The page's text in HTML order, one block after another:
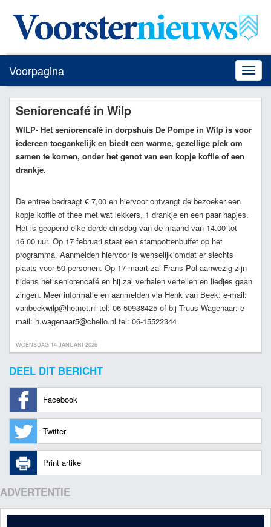
Toggle
Voorpagina
Seniorencafé in Wilp
WILP- Het seniorencafé in dorpshuis De Pompe in Wilp is voor
iedereen toegankelijk en biedt een warme, gezellige plek om
samen te komen, onder het genot van een kopje koffie of een
drankje.
De entree bedraagt € 7,00 en hiervoor ontvangt de bezoeker een
kopje koffie of thee met wat lekkers, 1 drankje en een paar hapjes.
Het is geopend elke derde dinsdag van de maand van 14.00 tot
16.00 uur. Op 17 februari staat een stampottenbuffet op het
programma. Aanmelden hiervoor is wenselijk omdat er slechts
plaats voor 50 personen. Op 17 maart zal Frans Pol aanwezig zijn
tijdens het seniorencafé en hij zal verhalen vertellen en liedjes gaan
zingen. Meer informatie en aanmelden via Henk van Beek: e-mail:
vanbeekwilp@hetnet.nl tel: 06-50938425 of bij Truus Wagenaar: e-
mail: h.wagenaar5@chello.nl tel: 06-15522344
WOENSDAG 14 JANUARI 2026
DEEL DIT BERICHT
Facebook
Twitter
Print artikel
ADVERTENTIE